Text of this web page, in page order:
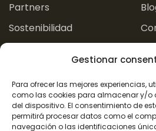
Gestionar
Para ofrecer las mejores experiencias,
como las cookies para almacenar y/o
del dispositivo. El consentimiento de
permitirá procesar datos como el
navegación o las identificaciones
Partners
Sostenibilidad
Política de Privacidad